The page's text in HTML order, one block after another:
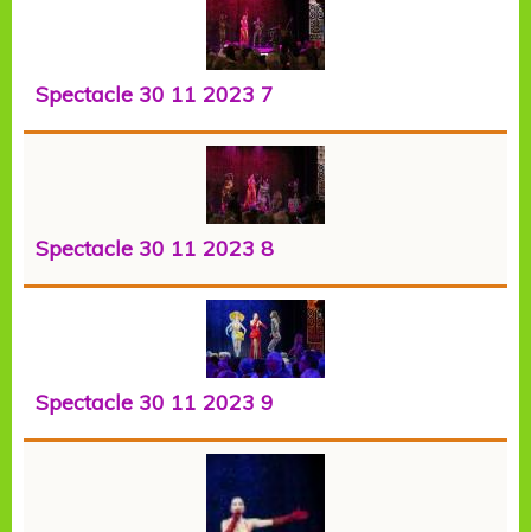
Spectacle 30 11 2023 7
Spectacle 30 11 2023 8
Spectacle 30 11 2023 9